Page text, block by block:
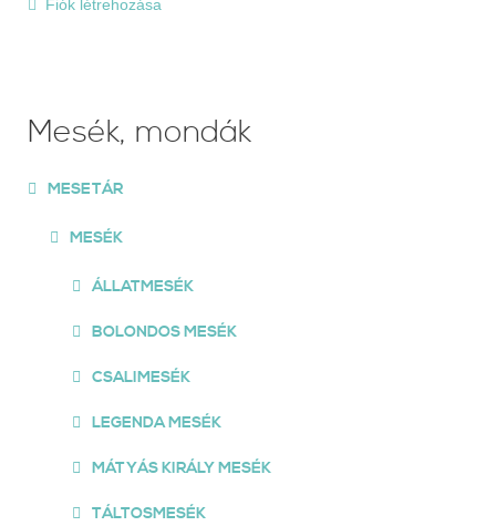
Fiók létrehozása
Mesék, mondák
MESETÁR
MESÉK
ÁLLATMESÉK
BOLONDOS MESÉK
CSALIMESÉK
LEGENDA MESÉK
MÁTYÁS KIRÁLY MESÉK
TÁLTOSMESÉK